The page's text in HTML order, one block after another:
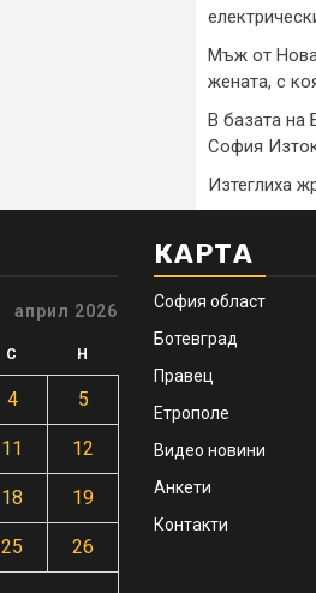
Мъж от
жената, с
В базата на
София
Изтеглиха
април 2026
С Н
4 5
11 12
18 19
25 26
КАРТА
София област
Ботевград
Правец
Етрополе
Видео новини
Анкети
Контакти